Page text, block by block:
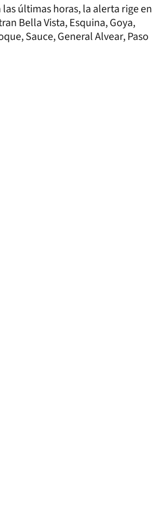
últimas horas, la alerta rige en
Bella Vista, Esquina, Goya,
Sauce, General Alvear, Paso